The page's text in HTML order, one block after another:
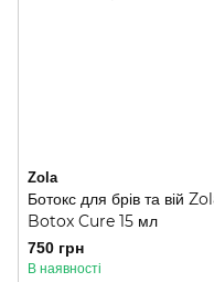
Zola
Ботокс для брів та вій
Botox Cure 15 мл
750 грн
В наявності